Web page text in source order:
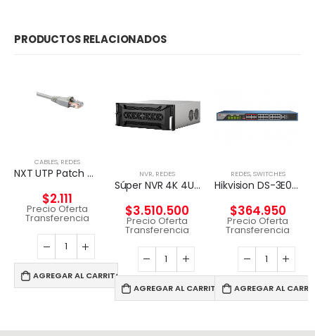
PRODUCTOS RELACIONADOS
CABLES, REDES
NXT UTP Patch Cord Cat5e 2m CM – GRIS
$2.111
Precio Oferta
Transferencia
AGREGAR AL CARRITO
NVR, REDES
Súper NVR 4K 4U de 256 canales
$3.510.500
Precio Oferta
Transferencia
AGREGAR AL CARRITO
REDES,SWITCHES
Hikvision DS-3E0326P-E – Conmutador – sin gestionar – 24 x 10/100 (8 PoE) + 2 x Gigabit SFP (enlace ascendente) – sobremesa – PoE+ (370 W)
$364.950
Precio Oferta
Transferencia
AGREGAR AL